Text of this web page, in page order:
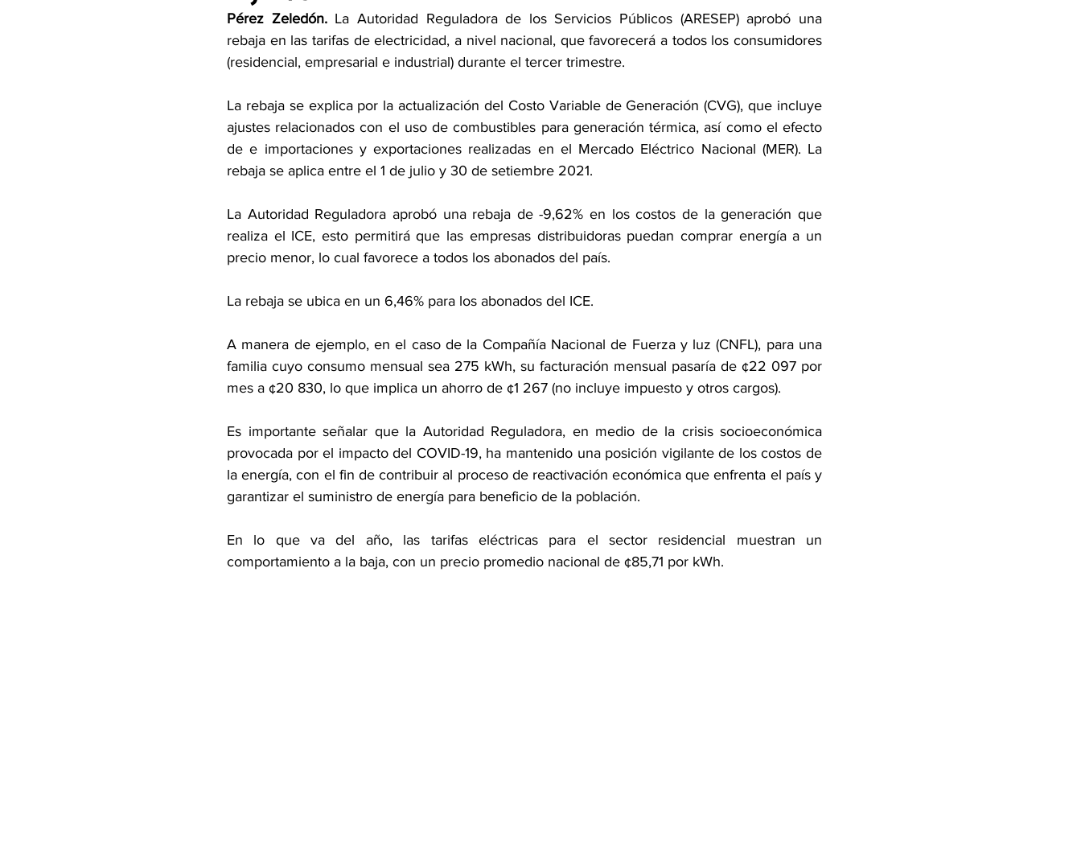
Pérez Zeledón. La Autoridad Reguladora de los Servicios Públicos (ARESEP) aprobó una
rebaja en las tarifas de electricidad, a nivel nacional, que favorecerá a todos los consumidores
(residencial, empresarial e industrial) durante el tercer trimestre.
La rebaja se explica por la actualización del Costo Variable de Generación (CVG), que incluye
ajustes relacionados con el uso de combustibles para generación térmica, así como el efecto
de e importaciones y exportaciones realizadas en el Mercado Eléctrico Nacional (MER). La
rebaja se aplica entre el 1 de julio y 30 de setiembre 2021.
La Autoridad Reguladora aprobó una rebaja de -9,62% en los costos de la generación que
realiza el ICE, esto permitirá que las empresas distribuidoras puedan comprar energía a un
precio menor, lo cual favorece a todos los abonados del país.
La rebaja se ubica en un 6,46% para los abonados del ICE.
A manera de ejemplo, en el caso de la Compañía Nacional de Fuerza y luz (CNFL), para una
familia cuyo consumo mensual sea 275 kWh, su facturación mensual pasaría de ¢22 097 por
mes a ¢20 830, lo que implica un ahorro de ¢1 267 (no incluye impuesto y otros cargos).
Es importante señalar que la Autoridad Reguladora, en medio de la crisis socioeconómica
provocada por el impacto del COVID-19, ha mantenido una posición vigilante de los costos de
la energía, con el fin de contribuir al proceso de reactivación económica que enfrenta el país y
garantizar el suministro de energía para beneficio de la población.
En lo que va del año, las tarifas eléctricas para el sector residencial muestran un
comportamiento a la baja, con un precio promedio nacional de ¢85,71 por kWh.